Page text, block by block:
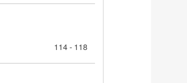
114 - 118